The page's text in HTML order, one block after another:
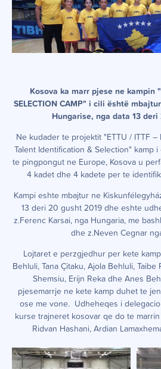
Kosova ka marr pjese ne kampin
SELECTION CAMP" i cili është
Hungarise, nga data 13 deri
Ne kudader te projektit "ETTU / ITTF –
Talent Identification & Selection" kamp
te pingpongut ne Europe, Kosova u
4 kadet dhe 4 kadete per te
Kampi eshte mbajtur ne
13 deri 20 gusht 2019 dhe eshte
z.Ferenc Karsai, nga Hungaria, me
dhe z.Neven Cegnar
Lojtaret e perzgjedhur per kete
Behluli, Tana Çitaku, Ajola Behluli, Taibe
Shemsiu, Erijn Reka dhe Anes
pjesemarrje ne kete kamp duhet te
ose me vone. Udheheqes i
kurse trajneret kosovar qe do te
Ridvan Hashani, Ardian